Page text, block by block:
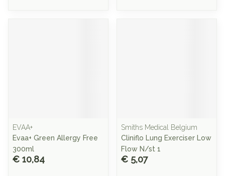
EVAA+
Evaa+ Green Allergy Free
300ml
€ 10,84
Smiths Medical Belgium
Cliniflo Lung Exerciser Low
Flow N/st 1
€ 5,07